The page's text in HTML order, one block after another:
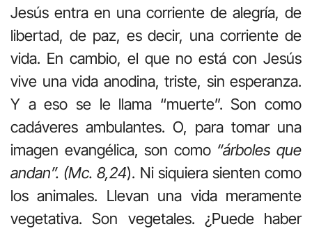
Jesús entra en una corriente de alegría, de
libertad, de paz, es decir, una corriente de
vida. En cambio, el que no está con Jesús
vive una vida anodina, triste, sin esperanza.
Y a eso se le llama “muerte”. Son como
cadáveres ambulantes. O, para tomar una
imagen evangélica, son como “árboles que
andan”. (Mc. 8,24). Ni siquiera sienten como
los animales. Llevan una vida meramente
vegetativa. Son vegetales. ¿Puede haber